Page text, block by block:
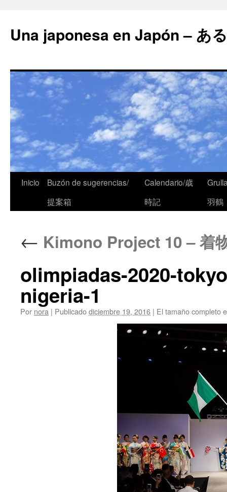
Una japonesa en Japón – あ
Inicio
Buzón de sugerencias/
提案箱
Calendario/歳
時記
羽鶴
← Kimono Project 10 – 着
olimpiadas-2020-
nigeria-1
Por nora | Publicadodiciembre 19, 2016 | El tamaño completo